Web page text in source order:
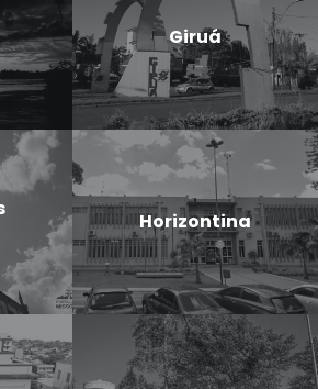
Giruá
Horizontina